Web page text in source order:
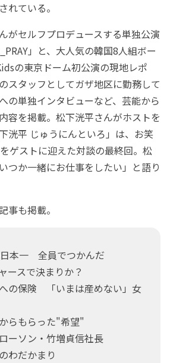
れている。
がセルフプロデュースする単独公演
」と、大人気の韓国8人組ボー
の東京ドーム初公演の現地レポ
スタッフとしてガザ地区に勤務して
の単独インタビューなど、芸能から
容を掲載。松下洸平さんがホストを
洸平 じゅうにんといろ」は、お笑
ゲストに迎えた対談の最終回。松
つか一緒にお仕事をしたい」と語り
事も掲載。
本一 全員でつかんだ
スで決まりか？
の保険 「いまは産めない」女
らもらった"希望"
ーソン・竹増貞信社長
わだかまり